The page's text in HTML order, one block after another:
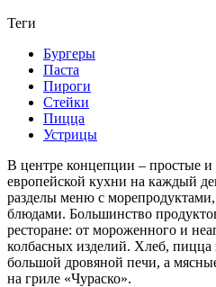
Теги
Бургеры
Паста
Пироги
Стейки
Пицца
Устрицы
В центре концепции – простые
европейской кухни на каждый
разделы меню с
блюдами. Большинство
ресторане: от мороженного и
колбасных изделий. Хлеб,
большой дровяной печи, а
на гриле «Чураско».